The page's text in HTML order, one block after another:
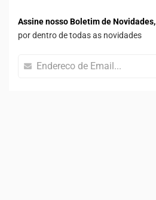
Assine nosso Boletim de Novidades,
por dentro de todas as novidades